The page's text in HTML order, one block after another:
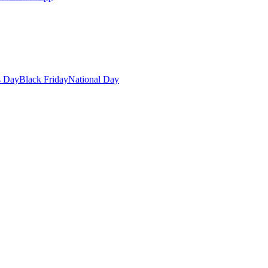
DayBlack FridayNational Day